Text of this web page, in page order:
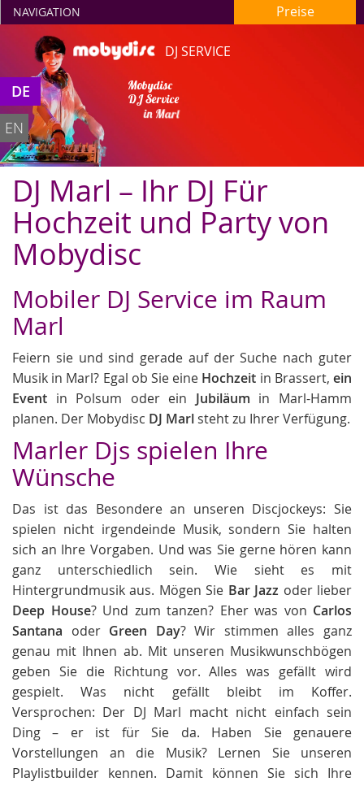
DJ SERVICE
Mobydisc
DJ Service
in Marl
NAVIGATION Preise
DE
EN
DJ Marl – Ihr DJ Für
Hochzeit und Party von
Mobydisc
Mobiler DJ Service im Raum
Marl
Feiern sie und sind gerade auf der Suche nach guter
Musik in Marl? Egal ob Sie eine Hochzeit in Brassert,ein
Event in Polsum oder ein Jubiläum in Marl-Hamm
planen. Der Mobydisc DJ Marl steht zu Ihrer Verfügung.
Marler Djs spielen Ihre
Wünsche
Das ist das Besondere an unseren Discjockeys: Sie
spielen nicht irgendeinde Musik, sondern Sie halten
sich an Ihre Vorgaben. Und was Sie gerne hören kann
ganz unterschiedlich sein. Wie sieht es mit
Hintergrundmusik aus. Mögen Sie Bar Jazz oder lieber
Deep House? Und zum tanzen? Eher was von Carlos
Santana oder Green Day? Wir stimmen alles ganz
genau mit Ihnen ab. Mit unseren Musikwunschbögen
geben Sie die Richtung vor. Alles was gefällt wird
gespielt. Was nicht gefällt bleibt im Koffer.
Versprochen: Der DJ Marl macht nicht einfach sein
Ding – er ist für Sie da. Haben Sie genauere
Vorstellungen an die Musik? Lernen Sie unseren
Playlistbuilder kennen. Damit können Sie sich Ihre